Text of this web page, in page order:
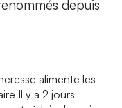
depuis
alimente les
Il y a 2 jours